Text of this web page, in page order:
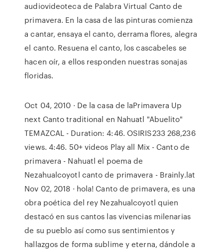
audiovideoteca de Palabra Virtual Canto de
primavera. En la casa de las pinturas comienza
a cantar, ensaya el canto, derrama flores, alegra
el canto. Resuena el canto, los cascabeles se
hacen oír, a ellos responden nuestras sonajas
floridas.
Oct 04, 2010 · De la casa de laPrimavera Up
next Canto traditional en Nahuatl "Abuelito"
TEMAZCAL - Duration: 4:46. OSIRIS233 268,236
views. 4:46. 50+ videos Play all Mix - Canto de
primavera - Nahuatl el poema de
Nezahualcoyotl canto de primavera - Brainly.lat
Nov 02, 2018 · hola! Canto de primavera, es una
obra poética del rey Nezahualcoyotl quien
destacó en sus cantos las vivencias milenarias
de su pueblo así como sus sentimientos y
hallazgos de forma sublime y eterna, dándole a